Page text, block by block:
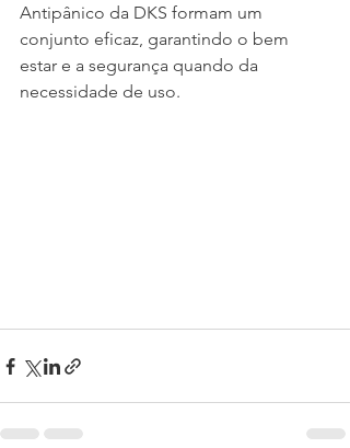
Antipânico da DKS formam um
conjunto eficaz, garantindo o bem
estar e a segurança quando da
necessidade de uso.